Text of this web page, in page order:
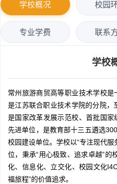
学校概况 校园
专业学费 联系
学校
常州旅游商贸高等职业技术学校是
是江苏联合职业技术学院的分院
是国家改革发展示范校、首批国
先进单位，是教育部十三五遴选
校园建设单位。学校以“专注现代
位，秉承“用心极致、追求卓越”的
化、信息化、立交化、校园文化
福旅程”的价值追求。